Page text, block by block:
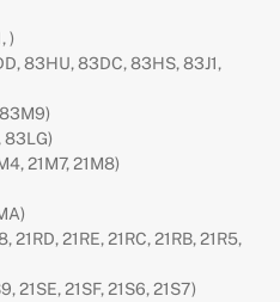
)
83HU, 83DC, 83HS, 83J1,
83LG)
21M7, 21M8)
21RD, 21RE, 21RC, 21RB, 21R5,
21SE, 21SF, 21S6, 21S7)